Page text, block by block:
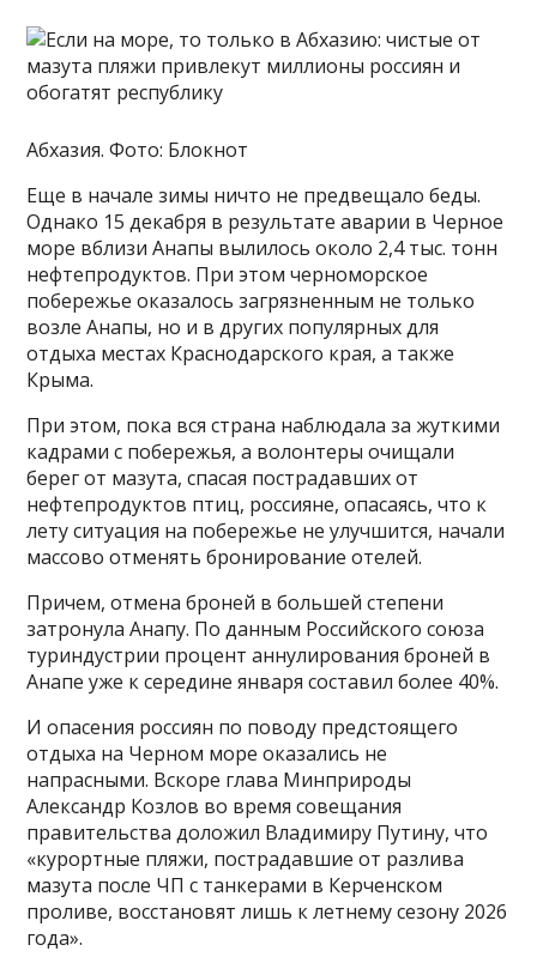
Абхазия. Фото: Блокнот
Еще в начале зимы ничто не предвещало беды.
Однако 15 декабря в результате аварии в Черное
море вблизи Анапы вылилось около 2,4 тыс. тонн
нефтепродуктов. При этом черноморское
побережье оказалось загрязненным не только
возле Анапы, но и в других популярных для
отдыха местах Краснодарского края, а также
Крыма.
При этом, пока вся страна наблюдала за жуткими
кадрами с побережья, а волонтеры очищали
берег от мазута, спасая пострадавших от
нефтепродуктов птиц, россияне, опасаясь, что к
лету ситуация на побережье не улучшится, начали
массово отменять бронирование отелей.
Причем, отмена броней в большей степени
затронула Анапу. По данным Российского союза
туриндустрии процент аннулирования броней в
Анапе уже к середине января составил более 40%.
И опасения россиян по поводу предстоящего
отдыха на Черном море оказались не
напрасными. Вскоре глава Минприроды
Александр Козлов во время совещания
правительства доложил Владимиру Путину, что
«курортные пляжи, пострадавшие от разлива
мазута после ЧП с танкерами в Керченском
проливе, восстановят лишь к летнему сезону 2026
года».